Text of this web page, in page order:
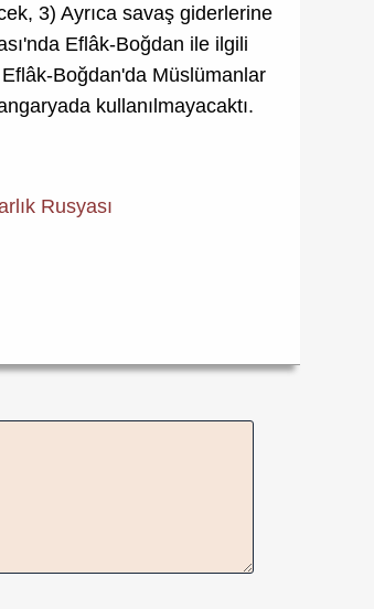
3) Ayrıca savaş giderlerine
Eflâk-Boğdan ile ilgili
Boğdan'da Müslümanlar
kullanılmayacaktı.
Rusyası